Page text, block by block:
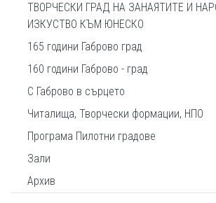
ТВОРЧЕСКИ ГРАД НА ЗАНАЯТИТЕ И
ИЗКУСТВО КЪМ ЮНЕСКО
165 години Габрово град
160 години Габрово - град
С Габрово в сърцето
Читалища, Творчески формации, НПО
Програма Пилотни градове
Зали
Архив